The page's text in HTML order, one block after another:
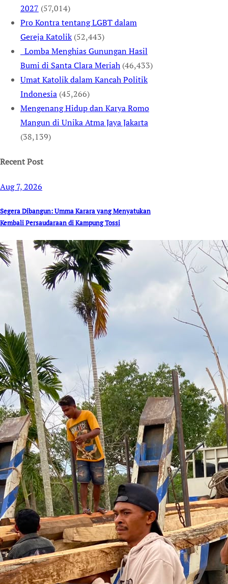
2027 (57,014)
Pro Kontra tentang LGBT dalam
Gereja Katolik (52,443)
Lomba Menghias Gunungan Hasil
Bumi di Santa Clara Meriah (46,433)
Umat Katolik dalam Kancah Politik
Indonesia (45,266)
Mengenang Hidup dan Karya Romo
Mangun di Unika Atma Jaya Jakarta
(38,139)
Recent Post
Aug 7, 2026
Segera Dibangun: Umma Karara yang Menyatukan
Kembali Persaudaraan di Kampung Tossi